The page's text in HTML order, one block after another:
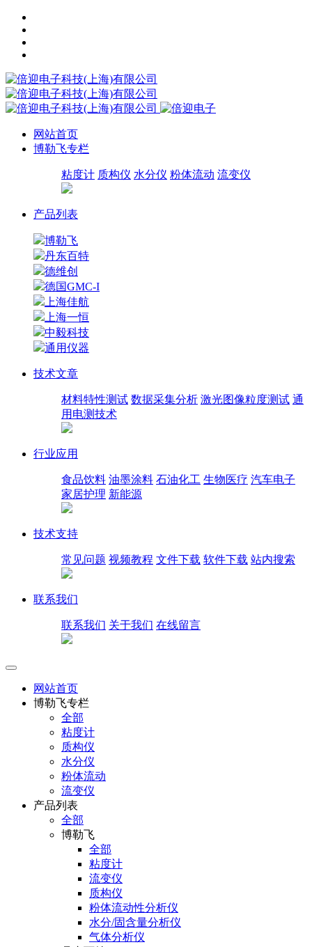
网站首页
博勒飞专栏
粘度计 质构仪 水分仪 粉体流动 流变仪
产品列表
博勒飞
丹东百特
德维创
德国GMC-I
上海佳航
上海一恒
中毅科技
通用仪器
技术文章
材料特性测试 数据采集分析 激光图像粒度测试 通
用电测技术
行业应用
食品饮料 油墨涂料 石油化工 生物医疗 汽车电子
家居护理 新能源
技术支持
常见问题 视频教程 文件下载 软件下载 站内搜索
联系我们
联系我们 关于我们 在线留言
网站首页
博勒飞专栏
全部
粘度计
质构仪
水分仪
粉体流动
流变仪
产品列表
全部
博勒飞
全部
粘度计
流变仪
质构仪
粉体流动性分析仪
水分/固含量分析仪
气体分析仪